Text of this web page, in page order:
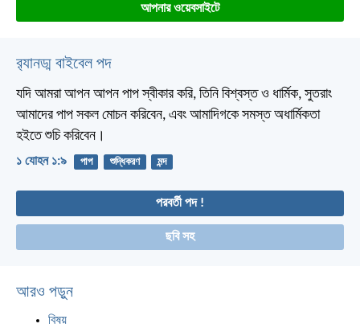
আপনার ওয়েবসাইটে
র‌্যানড্ম বাইবেল পদ
যদি আমরা আপন আপন পাপ স্বীকার করি, তিনি বিশ্বস্ত ও ধার্মিক, সুতরাং
আমাদের পাপ সকল মোচন করিবেন, এবং আমাদিগকে সমস্ত অধার্মিকতা
হইতে শুচি করিবেন।
১ যোহন ১:৯ পাপ শুদ্ধিকরণ মন্দ
পরবর্তী পদ !
ছবি সহ
আরও পড়ুন
বিষয়